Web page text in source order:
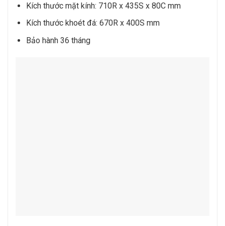
Kích thước mặt kính: 710R x 435S x 80C mm
Kích thước khoét đá: 670R x 400S mm
Bảo hành 36 tháng